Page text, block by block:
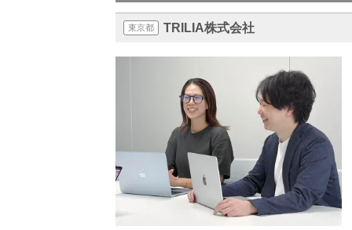
東京都 TRILIA株式会社